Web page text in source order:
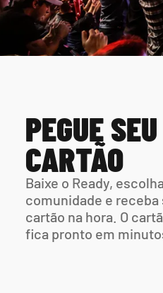
PEGUE SEU
CARTÃO
Baixe o Ready,
comunidade e receba
cartão na hora. O
fica pronto em